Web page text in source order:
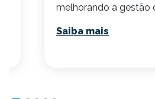
melhorando a gestão
Saiba mais